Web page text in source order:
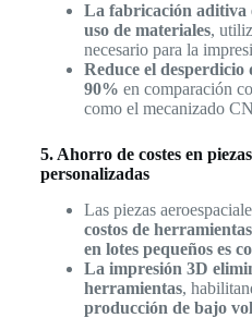
La fabricación aditiva
uso de materiales,
necesario para la
Reduce el
90% en comparación
como el mecanizado
5. Ahorro de costes en
personalizadas
Las piezas
costos de herramientas
en lotes pequeños es
La impresión 3D
herramientas,
producción de bajo